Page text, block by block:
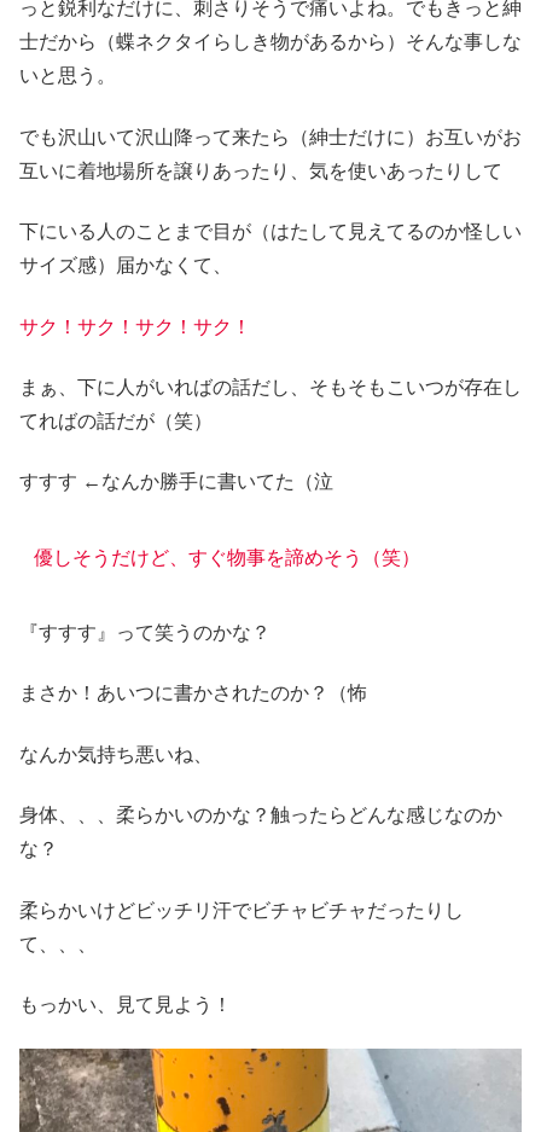
っと鋭利なだけに、刺さりそうで痛いよね。でもきっと紳
士だから（蝶ネクタイらしき物があるから）そんな事しな
いと思う。
でも沢山いて沢山降って来たら（紳士だけに）お互いがお
互いに着地場所を譲りあったり、気を使いあったりして
下にいる人のことまで目が（はたして見えてるのか怪しい
サイズ感）届かなくて、
サク！サク！サク！サク！
まぁ、下に人がいればの話だし、そもそもこいつが存在し
てればの話だが（笑）
すすす ←なんか勝手に書いてた（泣
優しそうだけど、すぐ物事を諦めそう（笑）
『すすす』って笑うのかな？
まさか！あいつに書かされたのか？（怖
なんか気持ち悪いね、
身体、、、柔らかいのかな？触ったらどんな感じなのか
な？
柔らかいけどビッチリ汗でビチャビチャだったりし
て、、、
もっかい、見て見よう！